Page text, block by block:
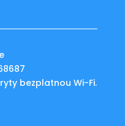
bezplatnou Wi-Fi.